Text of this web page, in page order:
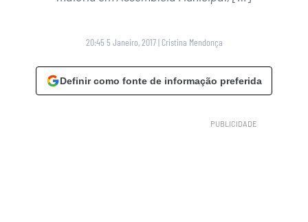
20:45 5 Janeiro, 2017 | Cristina Mendonça
Definir como fonte de informação preferida